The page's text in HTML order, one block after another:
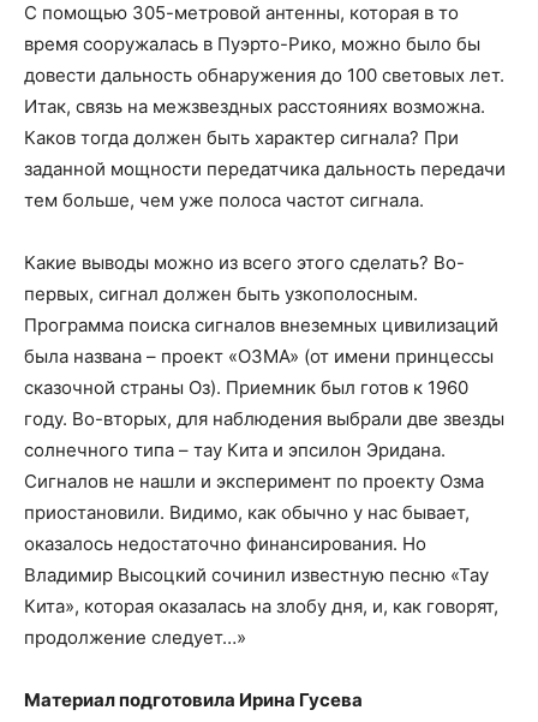
С помощью 305-метровой антенны, которая в то
время сооружалась в Пуэрто-Рико, можно было бы
довести дальность обнаружения до 100 световых лет.
Итак, связь на межзвездных расстояниях возможна.
Каков тогда должен быть характер сигнала? При
заданной мощности передатчика дальность передачи
тем больше, чем уже полоса частот сигнала.
Какие выводы можно из всего этого сделать? Во-
первых, сигнал должен быть узкополосным.
Программа поиска сигналов внеземных цивилизаций
была названа – проект «ОЗМА» (от имени принцессы
сказочной страны Оз). Приемник был готов к 1960
году. Во-вторых, для наблюдения выбрали две звезды
солнечного типа – тау Кита и эпсилон Эридана.
Сигналов не нашли и эксперимент по проекту Озма
приостановили. Видимо, как обычно у нас бывает,
оказалось недостаточно финансирования. Но
Владимир Высоцкий сочинил известную песню «Тау
Кита», которая оказалась на злобу дня, и, как говорят,
продолжение следует…»
Материал подготовила Ирина Гусева